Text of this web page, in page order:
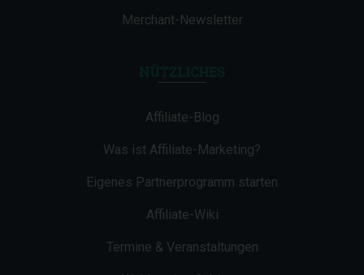
Merchant-Newsletter
Affiliate-Blog
Was ist Affiliate-Marketing?
Eigenes Partnerprogramm starten
Affiliate-Wiki
Termine & Veranstaltungen